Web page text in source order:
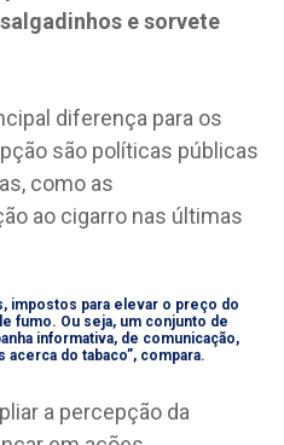
e sorvete
diferença para os
são políticas públicas
como as
ao cigarro nas últimas
impostos para elevar o preço do
fumo. Ou seja, um conjunto de
informativa, de comunicação,
do tabaco”, compara.
a percepção da